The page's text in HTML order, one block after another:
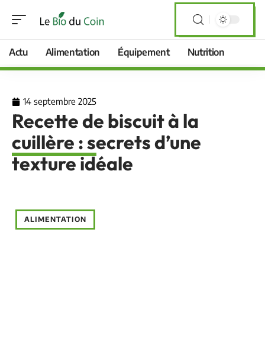
Actu Alimentation Équipement Nutrition
14 septembre 2025
Recette de biscuit à la
cuillère : secrets d’une
texture idéale
ALIMENTATION